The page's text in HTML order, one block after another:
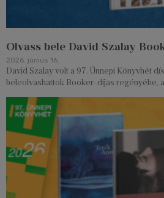
Olvass bele David Szalay
2026. június 16.
David Szalay volt a 97. Ünnepi Könyvhét
beleolvashattok Booker-díjas regényébe,